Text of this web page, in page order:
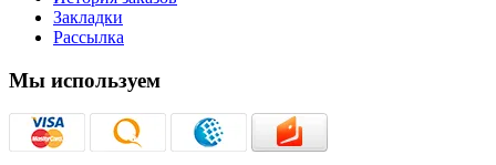
Закладки
Рассылка
Мы используем